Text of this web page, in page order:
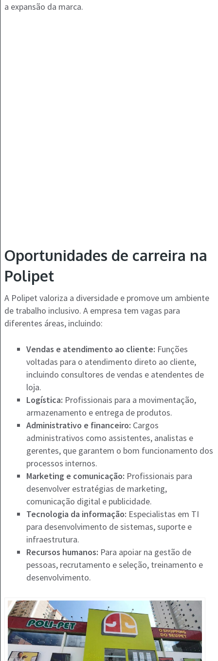
a expansão da marca.
Oportunidades de carreira na
Polipet
A Polipet valoriza a diversidade e promove um ambiente
de trabalho inclusivo. A empresa tem vagas para
diferentes áreas, incluindo:
Vendas e atendimento ao cliente: Funções
voltadas para o atendimento direto ao cliente,
incluindo consultores de vendas e atendentes de
loja.
Logística: Profissionais para a movimentação,
armazenamento e entrega de produtos.
Administrativo e financeiro: Cargos
administrativos como assistentes, analistas e
gerentes, que garantem o bom funcionamento dos
processos internos.
Marketing e comunicação: Profissionais para
desenvolver estratégias de marketing,
comunicação digital e publicidade.
Tecnologia da informação: Especialistas em TI
para desenvolvimento de sistemas, suporte e
infraestrutura.
Recursos humanos: Para apoiar na gestão de
pessoas, recrutamento e seleção, treinamento e
desenvolvimento.